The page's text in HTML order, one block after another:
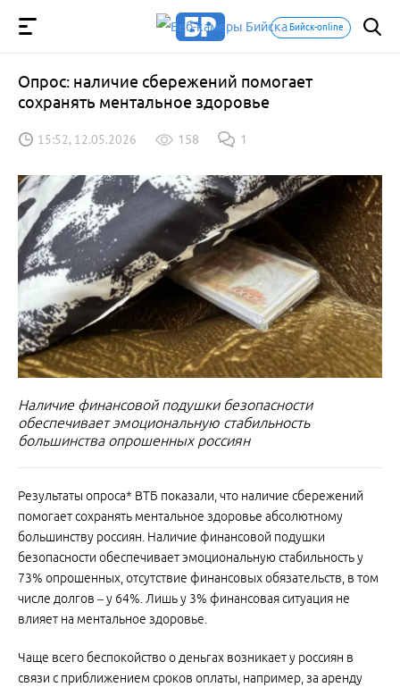
Бийск-online
Опрос: наличие сбережений помогает
сохранять ментальное здоровье
15:52, 12.05.2026 158 1
Наличие финансовой подушки безопасности
обеспечивает эмоциональную стабильность
большинства опрошенных россиян
Результаты опроса* ВТБ показали, что наличие сбережений
помогает сохранять ментальное здоровье абсолютному
большинству россиян. Наличие финансовой подушки
безопасности обеспечивает эмоциональную стабильность у
73% опрошенных, отсутствие финансовых обязательств, в том
числе долгов – у 64%. Лишь у 3% финансовая ситуация не
влияет на ментальное здоровье.
Чаще всего беспокойство о деньгах возникает у россиян в
связи с приближением сроков оплаты, например, за аренду